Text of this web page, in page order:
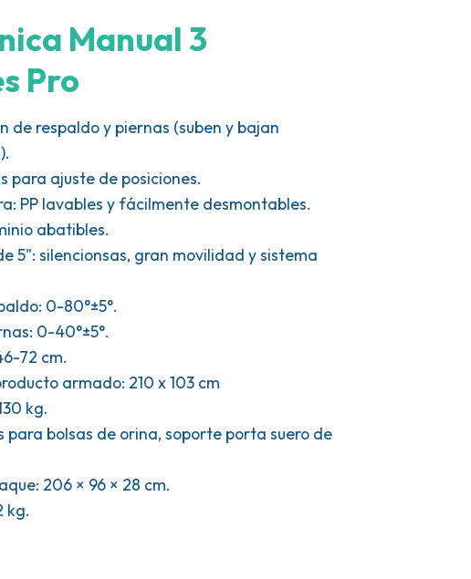
Manual 3
Pro
de respaldo y piernas (suben y bajan
para ajuste de posiciones.
PP lavables y fácilmente desmontables.
abatibles.
5": silencionsas, gran movilidad y sistema
0-80°±5°.
0-40°±5°.
72 cm.
armado: 210 x 103 cm
kg.
para bolsas de orina, soporte porta suero de
206 × 96 × 28 cm.
kg.